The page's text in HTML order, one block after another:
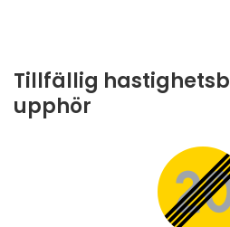
Tillfällig
upphör